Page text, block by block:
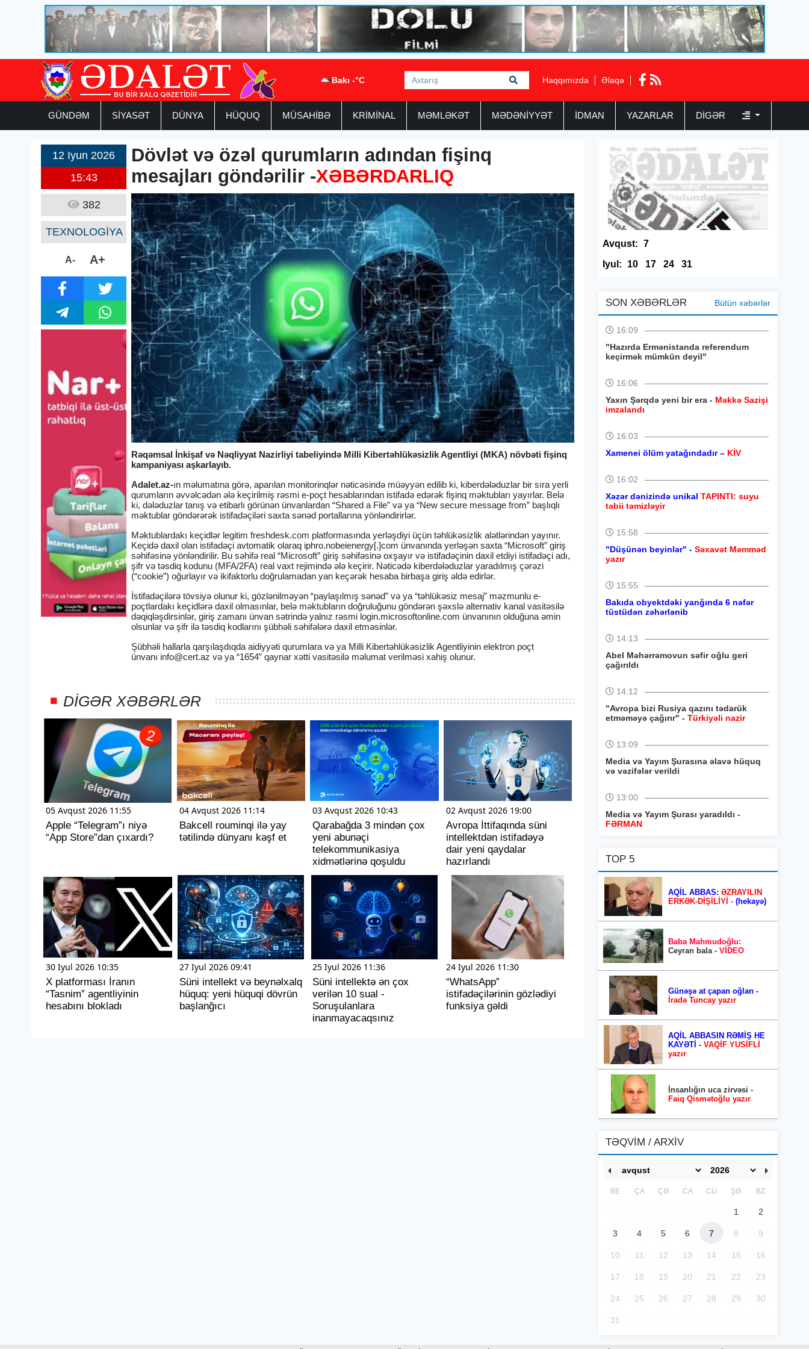
Bakı -°C Haqqımızda Əlaqə
GÜNDƏM SİYASƏT DÜNYA HÜQUQ MÜSAHİBƏ KRİMİNAL MƏMLƏKƏT MƏDƏNİYYƏT İDMAN YAZARLAR DIGƏR
12 Iyun 2026
15:43
382
TEXNOLOGİYA
A- A+
Dövlət və özəl qurumların adından fişinq
mesajları göndərilir -XƏBƏRDARLIQ
Rəqəmsal İnkişaf və Nəqliyyat Nazirliyi tabeliyində Milli Kibertəhlükəsizlik Agentliyi (MKA) növbəti fişinq
kampaniyası aşkarlayıb.
Adalet.az-ın məlumatına görə, aparılan monitorinqlər nəticəsində müəyyən edilib ki, kiberdələduzlar bir sıra yerli
qurumların əvvəlcədən ələ keçirilmiş rəsmi e-poçt hesablarından istifadə edərək fişinq məktubları yayırlar. Belə
ki, dələduzlar tanış və etibarlı görünən ünvanlardan “Shared a File” və ya “New secure message from” başlıqlı
məktublar göndərərək istifadəçiləri saxta sənəd portallarına yönləndirirlər.
Məktublardakı keçidlər legitim freshdesk.com platformasında yerləşdiyi üçün təhlükəsizlik alətlərindən yayınır.
Keçidə daxil olan istifadəçi avtomatik olaraq iphro.nobeienergy[.]com ünvanında yerləşən saxta “Microsoft” giriş
səhifəsinə yönləndirilir. Bu səhifə real “Microsoft” giriş səhifəsinə oxşayır və istifadəçinin daxil etdiyi istifadəçi adı,
şifr və təsdiq kodunu (MFA/2FA) real vaxt rejimində ələ keçirir. Nəticədə kiberdələduzlar yaradılmış çərəzi
(“cookie”) oğurlayır və ikifaktorlu doğrulamadan yan keçərək hesaba birbaşa giriş əldə edirlər.
İstifadəçilərə tövsiyə olunur ki, gözlənilməyən “paylaşılmış sənəd” və ya “təhlükəsiz mesaj” məzmunlu e-
poçtlardakı keçidlərə daxil olmasınlar, belə məktubların doğruluğunu göndərən şəxslə alternativ kanal vasitəsilə
dəqiqləşdirsinlər, giriş zamanı ünvan sətrində yalnız rəsmi login.microsoftonline.com ünvanının olduğuna əmin
olsunlar və şifr ilə təsdiq kodlarını şübhəli səhifələrə daxil etməsinlər.
Şübhəli hallarla qarşılaşdıqda aidiyyəti qurumlara və ya Milli Kibertəhlükəsizlik Agentliyinin elektron poçt
ünvanı info@cert.az və ya “1654” qaynar xətti vasitəsilə məlumat verilməsi xahiş olunur.
DIGƏR XƏBƏRLƏR
05 Avqust 2026 11:55
Apple “Telegram”ı niyə
“App Store”dan çıxardı?
04 Avqust 2026 11:14
Bakcell rouminqi ilə yay
tətilində dünyanı kəşf et
03 Avqust 2026 10:43
Qarabağda 3 mindən çox
yeni abunəçi
telekommunikasiya
xidmətlərinə qoşuldu
02 Avqust 2026 19:00
Avropa İttifaqında süni
intellektdən istifadəyə
dair yeni qaydalar
hazırlandı
30 Iyul 2026 10:35
X platforması İranın
“Tasnim” agentliyinin
hesabını blokladı
27 Iyul 2026 09:41
Süni intellekt və beynəlxalq
hüquq: yeni hüquqi dövrün
başlanğıcı
25 Iyul 2026 11:36
Süni intellektə ən çox
verilən 10 sual -
Soruşulanlara
inanmayacaqsınız
24 Iyul 2026 11:30
“WhatsApp”
istifadəçilərinin gözlədiyi
funksiya gəldi
Avqust: 7
Iyul:
10 17 24 31
SON XƏBƏRLƏR Bütün xəbərlər
16:09
"Hazırda Ermənistanda referendum
keçirmək mümkün deyil"
16:06
Yaxın Şərqdə yeni bir era - Məkkə Sazişi
imzalandı
16:03
Xamenei ölüm yatağındadır – KİV
16:02
Xəzər dənizində unikal TAPINTI: suyu
təbii təmizləyir
15:58
"Düşünən beyinlər" - Səxavət Məmməd
yazır
15:55
Bakıda obyektdəki yanğında 6 nəfər
tüstüdən zəhərlənib
14:13
Abel Məhərrəmovun səfir oğlu geri
çağırıldı
14:12
"Avropa bizi Rusiya qazını tədarük
etməməyə çağırır" - Türkiyəli nazir
13:09
Media və Yayım Şurasına əlavə hüquq
və vəzifələr verildi
13:00
Media və Yayım Şurası yaradıldı -
FƏRMAN
TOP 5
AQİL ABBAS: ƏZRAYILIN
ERKƏK-DİŞİLİYİ - (hekayə)
Baba Mahmudoğlu:
Ceyran bala - VİDEO
Günəşə at çapan oğlan -
İradə Tuncay yazır
AQİL ABBASIN RƏMİŞ HE
KAYƏTİ - VAQİF YUSİFLİ
yazır
İnsanlığın uca zirvəsi -
Faiq Qismətoğlu yazır
TƏQVİM / ARXİV
BE ÇA ÇƏ CA CÜ ŞƏ BZ
1 2
3 4 5 6 7 8 9
10 11 12 13 14 15 16
17 18 19 20 21 22 23
24 25 26 27 28 29 30
31